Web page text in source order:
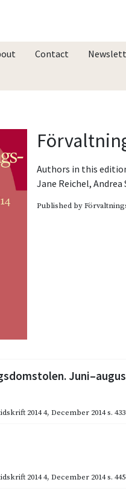
Contact
Authors in this
Jane Reichel,Andrea
Published by
2014 4, December 2014s.
2014 4, December 2014s.